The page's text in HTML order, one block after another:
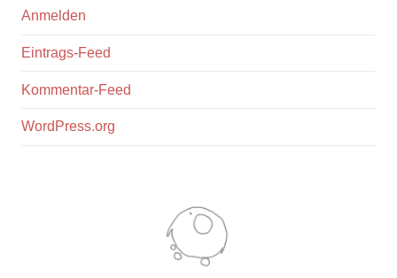
Anmelden
Eintrags-Feed
Kommentar-Feed
WordPress.org